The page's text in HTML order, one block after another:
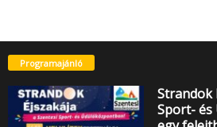
Programajánló
Strandok
Sport-